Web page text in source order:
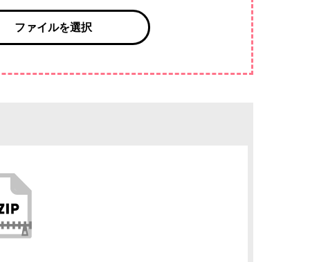
ファイルを選択